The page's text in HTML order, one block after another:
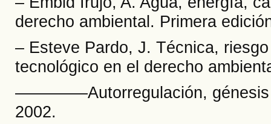
derecho ambiental. Primera
– Esteve Pardo, J. Técnica,
tecnológico en el derecho
––––––––Autorregulación,
2002.